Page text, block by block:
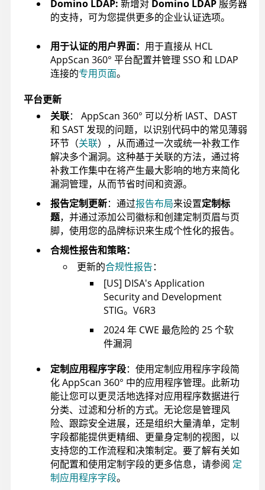
Domino LDAP: 新增对 Domino LDAP服务器
的支持，可为您提供更多的企业认证选项。
用于认证的用户界面： 用于直接从 HCL
AppScan 360° 平台配置并管理 SSO 和 LDAP
连接的专用页面。
平台更新
关联： AppScan 360° 可以分析 IAST、DAST
和 SAST 发现的问题，以识别代码中的常见薄弱
环节（关联），从而通过一次或统一补救工作
解决多个漏洞。这种基于关联的方法，通过将
补救工作集中在将产生最大影响的地方来简化
漏洞管理，从而节省时间和资源。
报告定制更新：通过报告布局来设置定制标
题，并通过添加公司徽标和创建定制页眉与页
脚，使用您的品牌标识来生成个性化的报告。
合规性报告和策略：
更新的合规性报告：
[US] DISA's Application
Security and Development
STIG。V6R3
2024 年 CWE 最危险的 25 个软
件漏洞
定制应用程序字段：使用定制应用程序字段简
化AppScan 360° 中的应用程序管理。此新功
能让您可以更灵活地选择对应用程序数据进行
分类、过滤和分析的方式。无论您是管理风
险、跟踪安全进展，还是组织大量清单，定制
字段都能提供更精细、更量身定制的视图，以
支持您的工作流程和决策制定。要了解有关如
何配置和使用定制字段的更多信息，请参阅 定
制应用程序字段。